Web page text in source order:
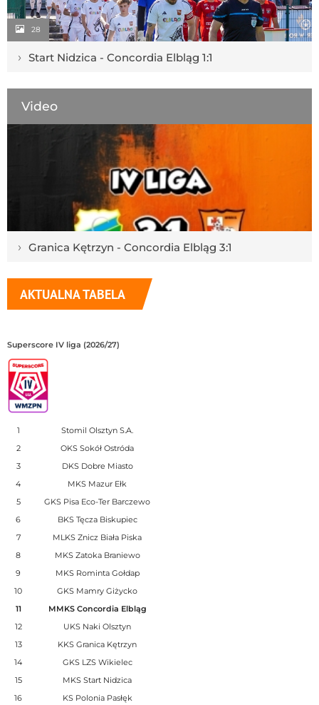
28
› Start Nidzica - Concordia Elbląg 1:1
Video
› Granica Kętrzyn - Concordia Elbląg 3:1
AKTUALNA TABELA
Superscore IV liga (2026/27)
1
Stomil Olsztyn S.A.
2
OKS Sokół Ostróda
3
DKS Dobre Miasto
4
MKS Mazur Ełk
5
GKS Pisa Eco-Ter Barczewo
6
BKS Tęcza Biskupiec
7
MLKS Znicz Biała Piska
8
MKS Zatoka Braniewo
9
MKS Rominta Gołdap
10
GKS Mamry Giżycko
11
MMKS Concordia Elbląg
12
UKS Naki Olsztyn
13
KKS Granica Kętrzyn
14
GKS LZS Wikielec
15
MKS Start Nidzica
16
KS Polonia Pasłęk